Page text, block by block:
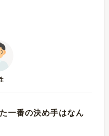
一番の決め手はなん